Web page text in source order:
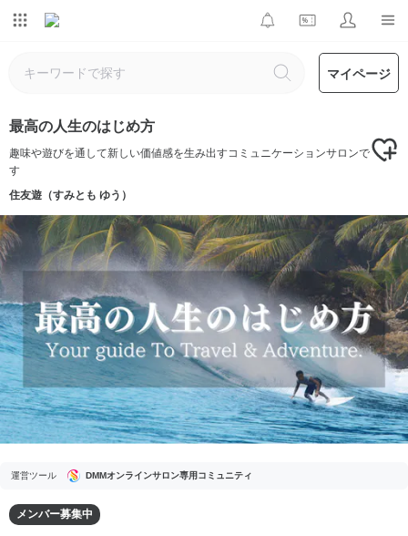
マイページ
最高の人生のはじめ方
趣味や遊びを通して新しい価値感を生み出すコミュニケーションサロンで
す
住友遊（すみとも ゆう）
運営ツール DMMオンラインサロン専用コミュニティ
メンバー募集中